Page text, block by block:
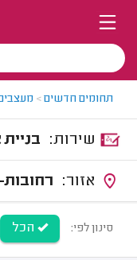
תחומים חדשים>
סינון לפי: הכל